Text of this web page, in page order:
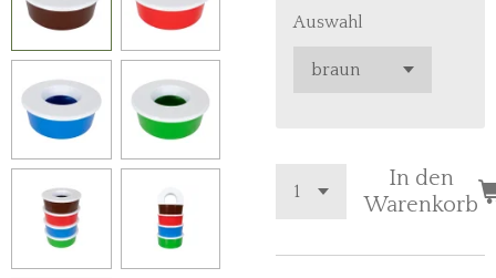
Auswahl
In den
Warenkorb